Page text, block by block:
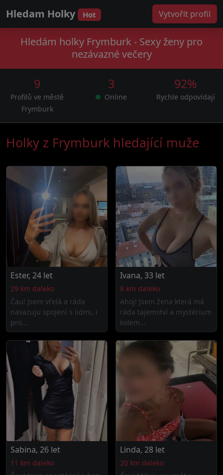
Hledam Holky Hot Vytvořit profil
Hledám holky Frymburk - Sexy ženy pro
nezávazné večery
9
Profilů ve městě
Frymburk
3
Online
92%
Rychle odpovídají
Holky z Frymburk hledající muže
Ester, 24 let
29 km daleko
Čau! Jsem vřelá a ráda
navazuju spojení s lidmi, i
pro...
Ivana, 33 let
8 km daleko
Ahoj! Jsem žena která má
ráda tajemství a mystérium
kolem...
Sabina, 26 let
11 km daleko
Linda, 28 let
20 km daleko